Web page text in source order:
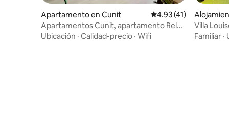
Apartamento en Cunit Calificación promedio:
4.93 (41)
Apartamentos Cunit, apartamento Relax
& Beach
Ubicación · Calidad-precio · Wifi
Villa
Familiar ·